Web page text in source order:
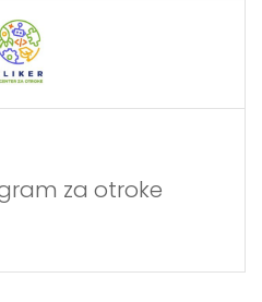
za otroke